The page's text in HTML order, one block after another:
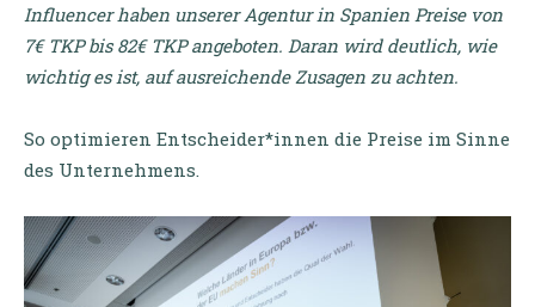
Influencer haben unserer Agentur in Spanien Preise von
7€ TKP bis 82€ TKP angeboten. Daran wird deutlich, wie
wichtig es ist, auf ausreichende Zusagen zu achten.
So optimieren Entscheider*innen die Preise im Sinne
des Unternehmens.